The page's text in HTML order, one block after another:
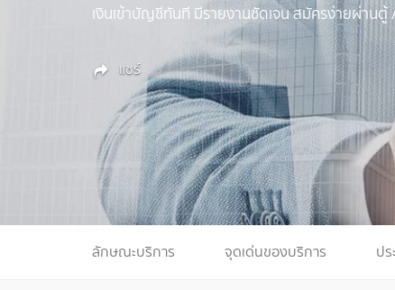
เงินเข้าบัญชีทันที มีรายงานชัดเจน สมัครง่ายผ่านตู้
แชร์
ลักษณะบริการ จุดเด่นของบริการ ป